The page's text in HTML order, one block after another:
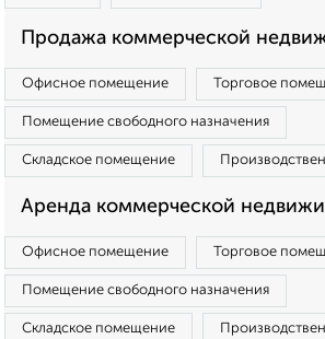
Продажа коммерческой
Офисное помещение Торговое
Помещение свободного назначения
Складское помещение
Аренда коммерческой
Офисное помещение Торговое
Помещение свободного назначения
Складское помещение